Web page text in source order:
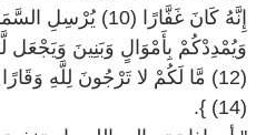
وَيُمْدِدْكُمْ بِأَمْوَالٍ وَبَنِينَ وَيَجْعَل
(14) }.